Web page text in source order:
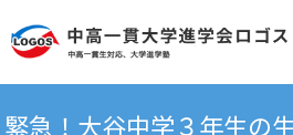
緊急！大谷中学３年生の